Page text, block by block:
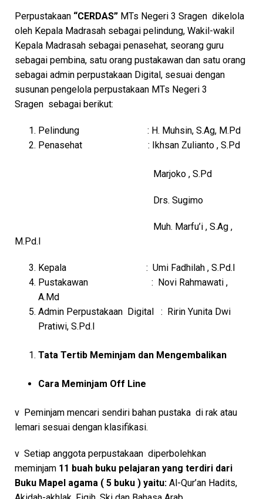
Perpustakaan “CERDAS” MTs Negeri 3 Sragen dikelola
oleh Kepala Madrasah sebagai pelindung, Wakil-wakil
Kepala Madrasah sebagai penasehat, seorang guru
sebagai pembina, satu orang pustakawan dan satu orang
sebagai admin perpustakaan Digital, sesuai dengan
susunan pengelola perpustakaan MTs Negeri 3
Sragen sebagai berikut:
Pelindung : H. Muhsin, S.Ag, M.Pd
Penasehat : Ikhsan Zulianto , S.Pd
Marjoko , S.Pd
Drs. Sugimo
Muh. Marfu’i , S.Ag ,
M.Pd.I
Kepala : Umi Fadhilah , S.Pd.I
Pustakawan : Novi Rahmawati ,
A.Md
Admin Perpustakaan Digital : Ririn Yunita Dwi
Pratiwi, S.Pd.I
Tata Tertib Meminjam dan Mengembalikan
Cara Meminjam Off Line
v Peminjam mencari sendiri bahan pustaka di rak atau
lemari sesuai dengan klasifikasi.
v Setiap anggota perpustakaan diperbolehkan
meminjam 11 buah buku pelajaran yang terdiri dari
Buku Mapel agama ( 5 buku ) yaitu: Al-Qur’an Hadits,